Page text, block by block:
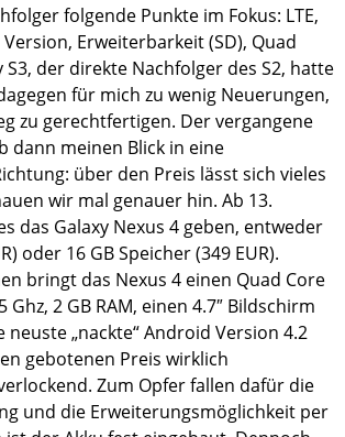
folgende Punkte im Fokus: LTE,
Erweiterbarkeit (SD), Quad
S3, der direkte Nachfolger des S2, hatte
für mich zu wenig Neuerungen,
zu gerechtfertigen. Der vergangene
dann meinen Blick in eine
über den Preis lässt sich vieles
wir mal genauer hin. Ab 13.
das Galaxy Nexus 4 geben, entweder
oder 16 GB Speicher (349 EUR).
bringt das Nexus 4 einen Quad Core
Ghz, 2 GB RAM, einen 4.7″ Bildschirm
„nackte“ Android Version 4.2
gebotenen Preis wirklich
Zum Opfer fallen dafür die
und die Erweiterungsmöglichkeit per